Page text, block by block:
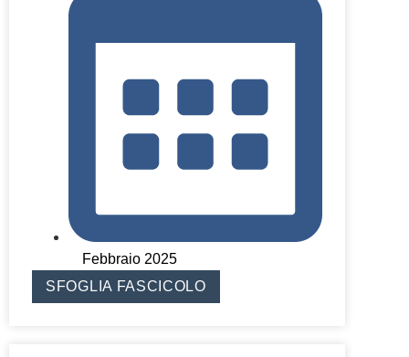
Febbraio 2025
SFOGLIA FASCICOLO